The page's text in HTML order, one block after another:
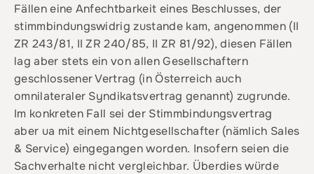
Fällen eine Anfechtbarkeit eines Beschlusses, der
stimmbindungswidrig zustande kam, angenommen (II
ZR 243/81, II ZR 240/85, II ZR 81/92), diesen Fällen
lag aber stets ein von allen Gesellschaftern
geschlossener Vertrag (in Österreich auch
omnilateraler Syndikatsvertrag genannt) zugrunde.
Im konkreten Fall sei der Stimmbindungsvertrag
aber ua mit einem Nichtgesellschafter (nämlich Sales
& Service) eingegangen worden. Insofern seien die
Sachverhalte nicht vergleichbar. Überdies würde